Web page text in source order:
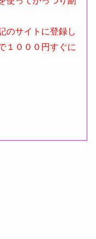
のサイトに登録し
１０００円すぐに